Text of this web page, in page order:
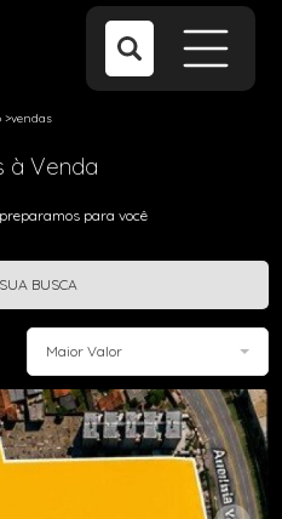
>vendas
à Venda
para você
BUSCA
Maior Valor